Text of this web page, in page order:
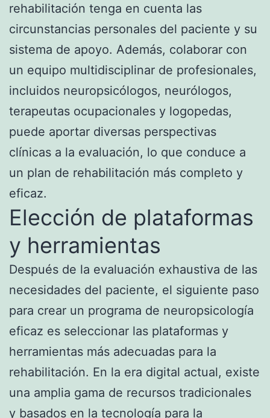
rehabilitación tenga en cuenta las
circunstancias personales del paciente y su
sistema de apoyo. Además, colaborar con
un equipo multidisciplinar de profesionales,
incluidos neuropsicólogos, neurólogos,
terapeutas ocupacionales y logopedas,
puede aportar diversas perspectivas
clínicas a la evaluación, lo que conduce a
un plan de rehabilitación más completo y
eficaz.
Elección de plataformas
y herramientas
Después de la evaluación exhaustiva de las
necesidades del paciente, el siguiente paso
para crear un programa de neuropsicología
eficaz es seleccionar las plataformas y
herramientas más adecuadas para la
rehabilitación. En la era digital actual, existe
una amplia gama de recursos tradicionales
y basados en la tecnología para la